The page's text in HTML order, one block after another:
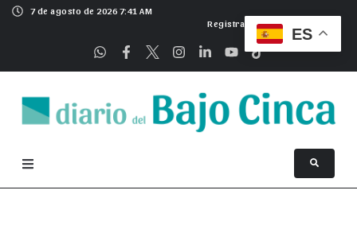
7 de agosto de 2026 7:41 AM
Registrarse
ES